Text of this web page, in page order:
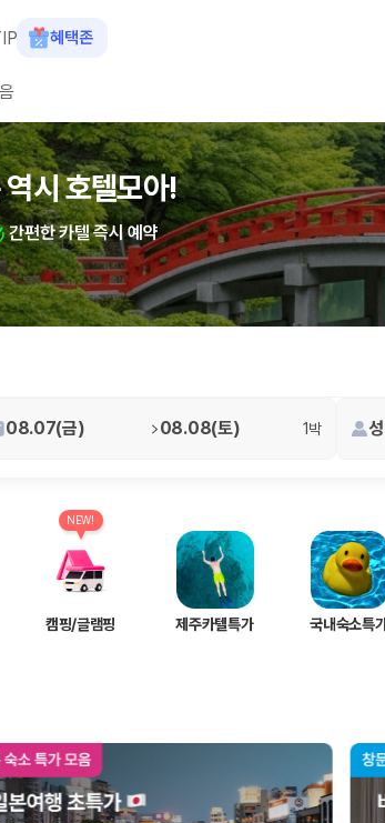
릅니다. 카모아는 여러 제주 렌트카 업체의 조건을
상 한도, 옵션 비용, 취소 수수료를 함께 확인해야 실
혜택존
시 호텔모아!
간편한 카텔 즉시 예약
시 호텔모아!
간편한 카텔 즉시 예약
08.07(금) 08.08(토) 1박
캠핑/글램핑
NEW!
제주카텔특가 국내숙소특